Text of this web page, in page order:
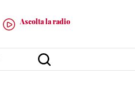
Ascolta la radio